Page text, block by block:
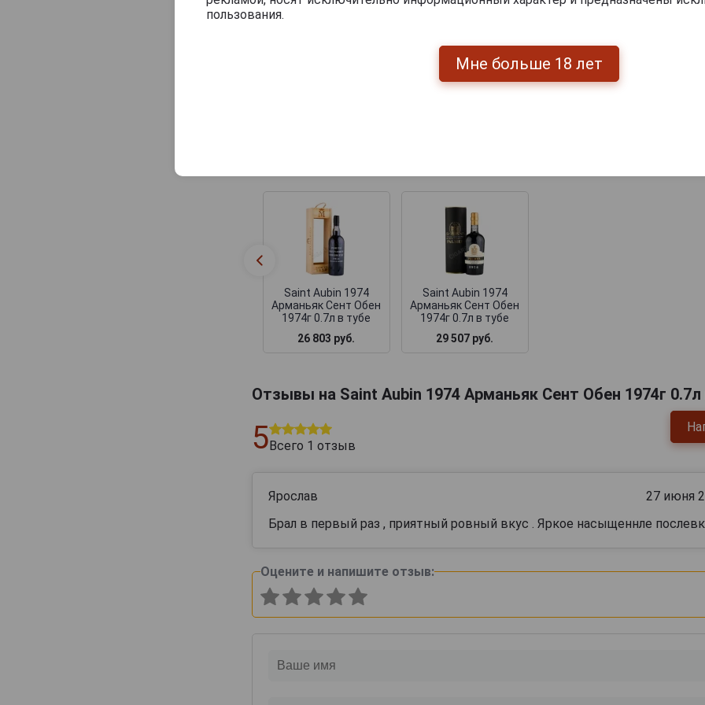
Арманьяк Сент Обен
1974г 0.7л в тубе
Saint Aubin 1974
Арманьяк Сент Обен
1974г 0.7л в тубе
Saint Aubin 1974
Арманьяк Сент Обен
1974г 0.7л в тубе
26 803 руб.
Saint Aubin 1974
Арманьяк Сент Обен
1974г 0.7л в тубе
29 507 руб.
Отзывы на Saint Aubin 1974 Арманьяк Сент Обен 1974г 0.7л
5Всего 1 отзыв
Ярослав
27 июня
Брал в первый раз , приятный ровный вкус . Яркое насыщеннле
Оцените и напишите отзыв:
пользования.
Мне больше 18 лет